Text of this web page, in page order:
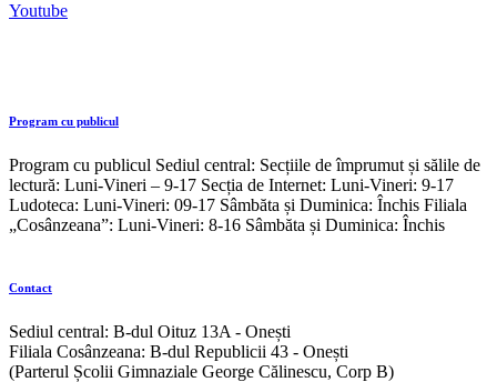
Youtube
Program cu publicul
Program cu publicul Sediul central: Secțiile de împrumut și sălile de
lectură: Luni-Vineri – 9-17 Secția de Internet: Luni-Vineri: 9-17
Ludoteca: Luni-Vineri: 09-17 Sâmbăta și Duminica: Închis Filiala
„Cosânzeana”: Luni-Vineri: 8-16 Sâmbăta și Duminica: Închis
Contact
Sediul central: B-dul Oituz 13A - Onești
Filiala Cosânzeana: B-dul Republicii 43 - Onești
(Parterul Școlii Gimnaziale George Călinescu, Corp B)